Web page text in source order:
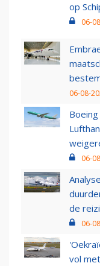
op
06-
06-08-
06-
de
06-
vol